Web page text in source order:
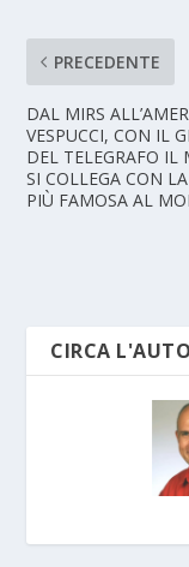
PRECEDENTE
DAL MIRS
VESPUCCI, CON IL
DEL TELEGRAFO IL
SI COLLEGA CON
PIÙ FAMOSA AL
CIRCA